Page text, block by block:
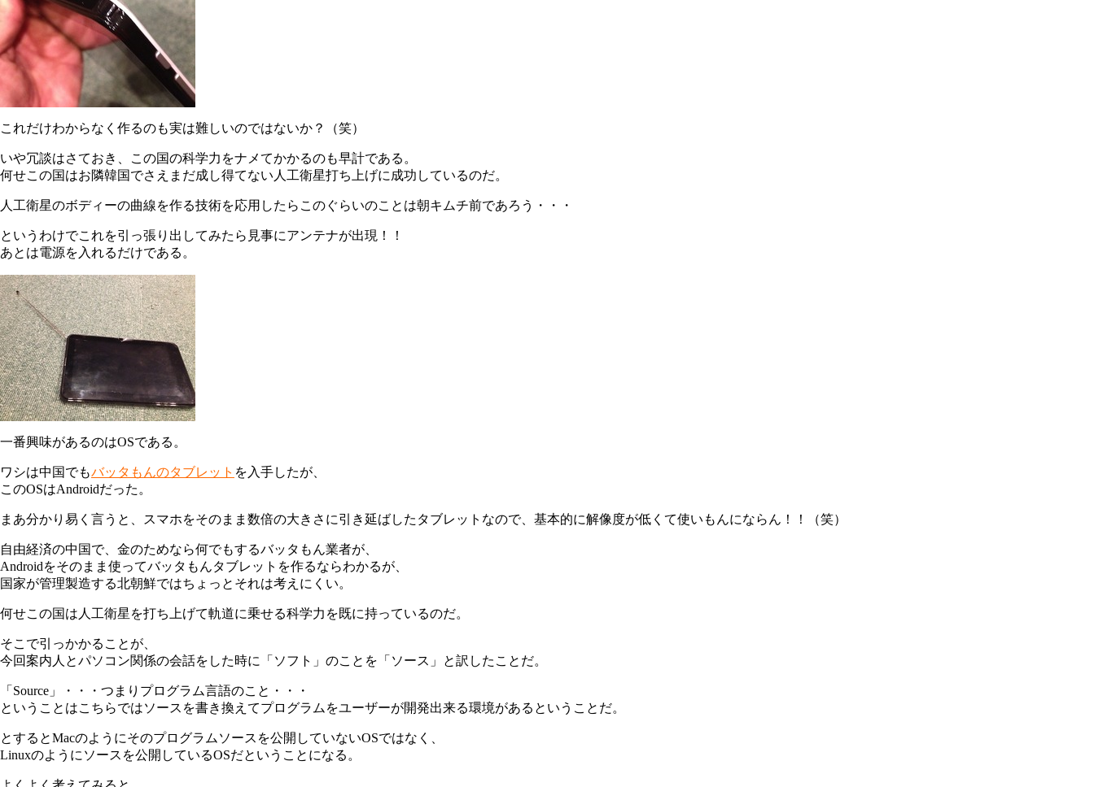
これだけわからなく作るのも実は難しいのではないか？（笑）
いや冗談はさておき、この国の科学力をナメてかかるのも早計である。
何せこの国はお隣韓国でさえまだ成し得てない人工衛星打ち上げに成功しているのだ。
人工衛星のボディーの曲線を作る技術を応用したらこのぐらいのことは朝キムチ前であろう・・・
というわけでこれを引っ張り出してみたら見事にアンテナが出現！！
あとは電源を入れるだけである。
一番興味があるのはOSである。
ワシは中国でもバッタもんのタブレット を入手したが、
このOSはAndroidだった。
まあ分かり易く言うと、スマホをそのまま数倍の大きさに引き延ばしたタブレットなので、基本的に解像度が低くて使いもんにならん！！（笑）
自由経済の中国で、金のためなら何でもするバッタもん業者が、
Androidをそのまま使ってバッタもんタブレットを作るならわかるが、
国家が管理製造する北朝鮮ではちょっとそれは考えにくい。
何せこの国は人工衛星を打ち上げて軌道に乗せる科学力を既に持っているのだ。
そこで引っかかることが、
今回案内人とパソコン関係の会話をした時に「ソフト」のことを「ソース」と訳したことだ。
「Source」・・・つまりプログラム言語のこと・・・
ということはこちらではソースを書き換えてプログラムをユーザーが開発出来る環境があるということだ。
とするとMacのようにそのプログラムソースを公開していないOSではなく、
Linuxのようにソースを公開しているOSだということになる。